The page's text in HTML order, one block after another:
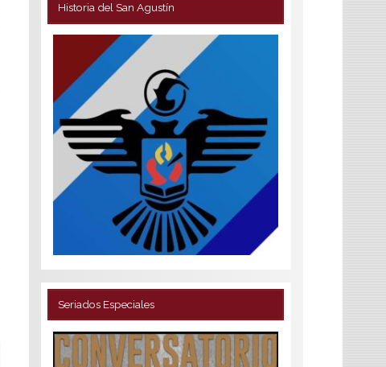
Historia del San Agustín
Seriados Especiales